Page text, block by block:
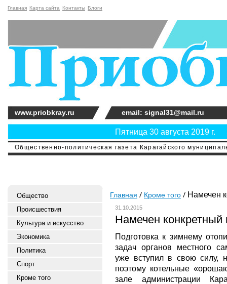
Главная Карта сайта Контакты Блоги
Общественно-политическая газета Карагайского
Пятница 30 августа 2019 г.
www.priobkray.ru email: signal31@mail.ru
Общество
Происшествия
Культура и искусство
Экономика
Политика
Спорт
Кроме того
Главная Кроме того Намечен
31.10.2015
Намечен конкретный
Подготовка к зимнему
задач органов местного
уже вступил в свою силу,
поэтому котельные
зале администрации